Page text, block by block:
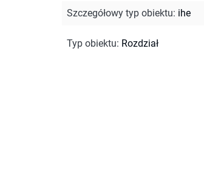
Szczegółowy typ obiektu: ihe
Typ obiektu: Rozdział